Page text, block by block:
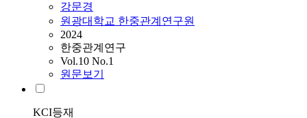
강문경
원광대학교 한중관계연구원
2024
한중관계연구
Vol.10 No.1
원문보기
KCI등재